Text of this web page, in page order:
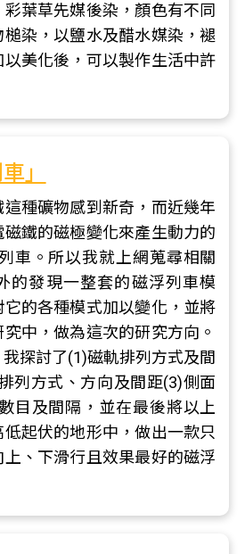
葉草先媒後染，顏色有不同
染，以鹽水及醋水媒染，褪
美化後，可以製作生活中許
」
種礦物感到新奇，而近幾年
鐵的磁極變化來產生動力的
車。所以我就上網蒐尋相關
的發現一整套的磁浮列車模
的各種模式加以變化，並將
中，做為這次的研究方向。
探討了(1)磁軌排列方式及間
列方式、方向及間距(3)側面
目及間隔，並在最後將以上
起伏的地形中，做出一款只
、下滑行且效果最好的磁浮